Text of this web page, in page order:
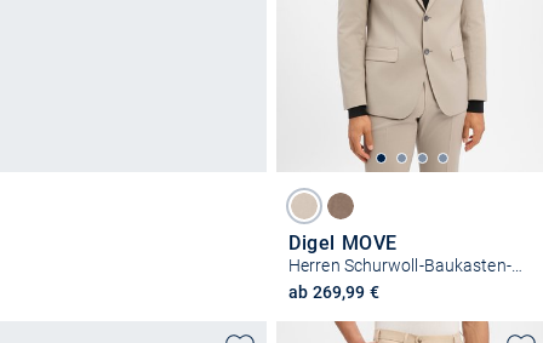
Digel MOVE
Herren Schurwoll-Baukasten-Sakko - Alesso
ab 269,99 €